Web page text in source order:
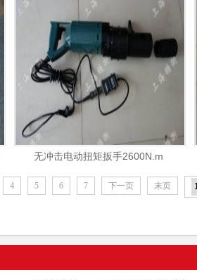
无冲击电动扭矩扳手2600N.m
4 5 6 7 下一页 末页